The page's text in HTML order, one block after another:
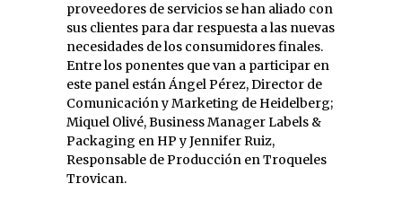
proveedores de servicios se han aliado con
sus clientes para dar respuesta a las nuevas
necesidades de los consumidores finales.
Entre los ponentes que van a participar en
este panel están Ángel Pérez, Director de
Comunicación y Marketing de Heidelberg;
Miquel Olivé, Business Manager Labels &
Packaging en HP y Jennifer Ruiz,
Responsable de Producción en Troqueles
Trovican.